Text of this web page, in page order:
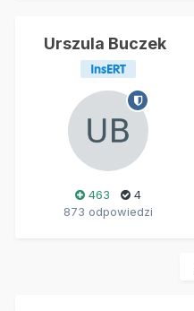
Urszula Buczek
463
4
873 odpowiedzi